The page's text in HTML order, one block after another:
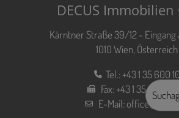
DECUS Immobilien
Kärntner Straße 39/12 - Eingang
1010 Wien, Österreich
Tel.:+43 1 35 600 10
Fax:+43 1 35 600 10
E-Mail: